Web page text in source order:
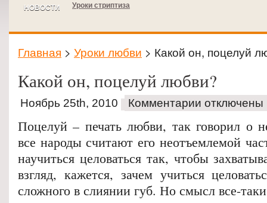
НОВОСТИ Уроки стриптиза
Главная > Уроки любви > Какой он, поцелуй
Какой он, поцелуй любви?
Ноябрь 25th, 2010 Комментарии отключены
Поцелуй – печать любви, так говорил о
все народы считают его неотъемлемой
научиться целоваться так, чтобы
взгляд, кажется, зачем учиться
сложного в слиянии губ. Но смысл все-